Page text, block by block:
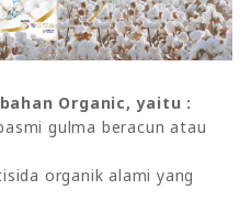
Organic, yaitu :
gulma beracun atau
organik alami yang